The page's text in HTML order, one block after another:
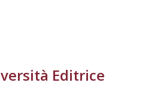
Editrice